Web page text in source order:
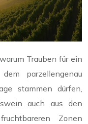
Trauben für ein
parzellengenau
stammen dürfen,
auch aus den
Zonen